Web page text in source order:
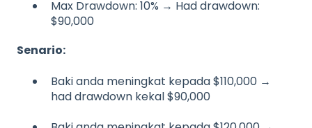
Max Drawdown: 10% → Had drawdown:
$90,000
Senario:
Baki anda meningkat kepada $110,000 →
had drawdown kekal $90,000